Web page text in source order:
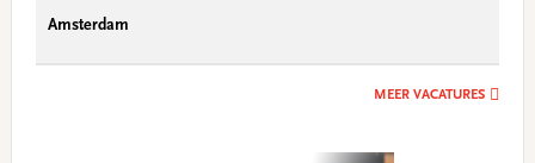
Amsterdam
MEER VACATURES